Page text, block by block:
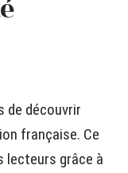
de découvrir
française. Ce
lecteurs grâce à